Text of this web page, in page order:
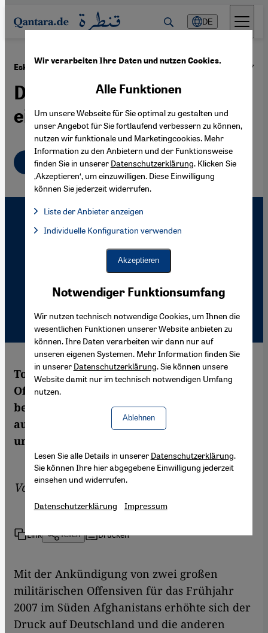
Direkt zum Inhalt springen
DE
Eskalation in Afghanistan und der Tornado-Einsatz ·05.04.2007
Der falsche Beitrag für
einen Strategiewandel
Deutsch
Tornado-Flugzeuge als Beitrag zur NATO-
Offensive gegen die Neo-Taliban
bereitzustellen, genügt nicht. Es ist
außerdem das falsche Mittel für eine
umfassende politische Stabilisierung.
VonCitha D. Maaß
Link Teilen Drucken
​​Mit der Ankündigung von zwei großen
militärischen Offensiven für das Frühjahr
2007 im Süden Afghanistans erhöhte sich der
Druck auf Deutschland und die anderen
Wir verarbeiten Ihre Daten und nutzen Cookies.
Notwendiger Funktionsumfang
Wir nutzen technisch notwendige Cookies, um Ihnen die
wesentlichen Funktionen unserer Website anbieten zu
können. Ihre Daten verarbeiten wir dann nur auf
unseren eigenen Systemen. Mehr Information finden Sie
in unserer Datenschutzerklärung. Sie können unsere
Website damit nur im technisch notwendigen Umfang
nutzen.
Ablehnen
Alle Funktionen
Um unsere Webseite für Sie optimal zu gestalten und
unser Angebot für Sie fortlaufend verbessern zu können,
nutzen wir funktionale und Marketingcookies. Mehr
Information zu den Anbietern und der Funktionsweise
finden Sie in unserer Datenschutzerklärung. Klicken Sie
‚Akzeptieren‘, um einzuwilligen. Diese Einwilligung
können Sie jederzeit widerrufen.
Liste der Anbieter anzeigen
Facebook Embed / Facebook Connect, Google Maps Embed,
Facebook Embed / Facebook Connect
Google Maps Embed
Individuelle Konfiguration verwenden
Akzeptieren
Lesen Sie alle Details in unserer Datenschutzerklärung.
Sie können Ihre hier abgegebene Einwilligung jederzeit
einsehen und widerrufen.
Datenschutzerklärung Impressum